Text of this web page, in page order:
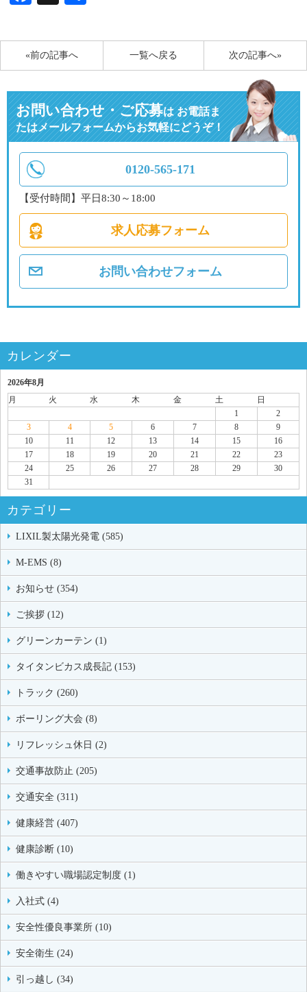
«前の記事へ 次の記事へ»
一覧へ戻る
お問い合わせ・ご応募はお電話ま
たはメールフォームからお気軽にどうぞ！
0120-565-171
【受付時間】平日8:30～18:00
求人応募フォーム
お問い合わせフォーム
カレンダー
2026年8月
月
火 水 木 金 土
日
1
2
3
4 5 6 7 8
9
10
11 12 13 14 15
16
17
18 19 20 21 22
23
24
25 26 27 28 29
30
31
カテゴリー
LIXIL製太陽光発電 (585)
M-EMS (8)
お知らせ (354)
ご挨拶 (12)
グリーンカーテン (1)
タイタンビカス成長記 (153)
トラック (260)
ボーリング大会 (8)
リフレッシュ休日 (2)
交通事故防止 (205)
交通安全 (311)
健康経営 (407)
健康診断 (10)
働きやすい職場認定制度 (1)
入社式 (4)
安全性優良事業所 (10)
安全衛生 (24)
引っ越し (34)